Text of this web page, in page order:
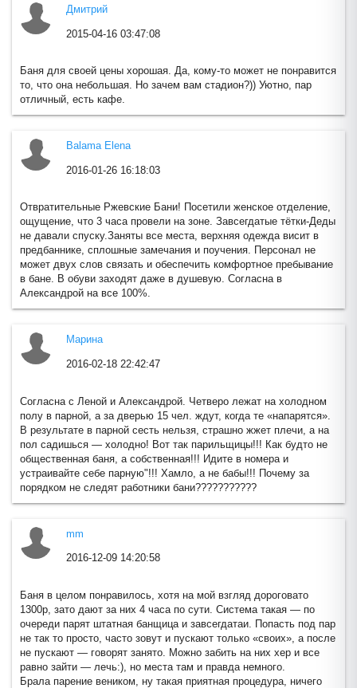
Банный клуб "Соловьёв"
Берсеневские Бани - закрыты
Дмитрий
2015-04-16 03:47:08
Баня для своей цены хорошая. Да, кому-то может не понравится
то, что она небольшая. Но зачем вам стадион?)) Уютно, пар
отличный, есть кафе.
Balama Elena
2016-01-26 16:18:03
Отвратительные Ржевские Бани! Посетили женское отделение,
ощущение, что 3 часа провели на зоне. Завсегдатые тётки-Деды
не давали спуску.Заняты все места, верхняя одежда висит в
предбаннике, сплошные замечания и поучения. Персонал не
может двух слов связать и обеспечить комфортное пребывание
в бане. В обуви заходят даже в душевую. Согласна в
Александрой на все 100%.
Марина
2016-02-18 22:42:47
Согласна с Леной и Александрой. Четверо лежат на холодном
полу в парной, а за дверью 15 чел. ждут, когда те «напарятся».
В результате в парной сесть нельзя, страшно жжет плечи, а на
пол садишься — холодно! Вот так парильщицы!!! Как будто не
общественная баня, а собственная!!! Идите в номера и
устраивайте себе парную"!!! Хамло, а не бабы!!! Почему за
порядком не следят работники бани???????????
mm
2016-12-09 14:20:58
Баня в целом понравилось, хотя на мой взгляд дороговато
1300р, зато дают за них 4 часа по сути. Система такая — по
очереди парят штатная банщица и завсегдатаи. Попасть под пар
не так то просто, часто зовут и пускают только «своих», а после
не пускают — говорят занято. Можно забить на них хер и все
равно зайти — лечь:), но места там и правда немного.
Брала парение веником, ну такая приятная процедура, ничего